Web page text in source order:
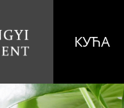
КУЋА